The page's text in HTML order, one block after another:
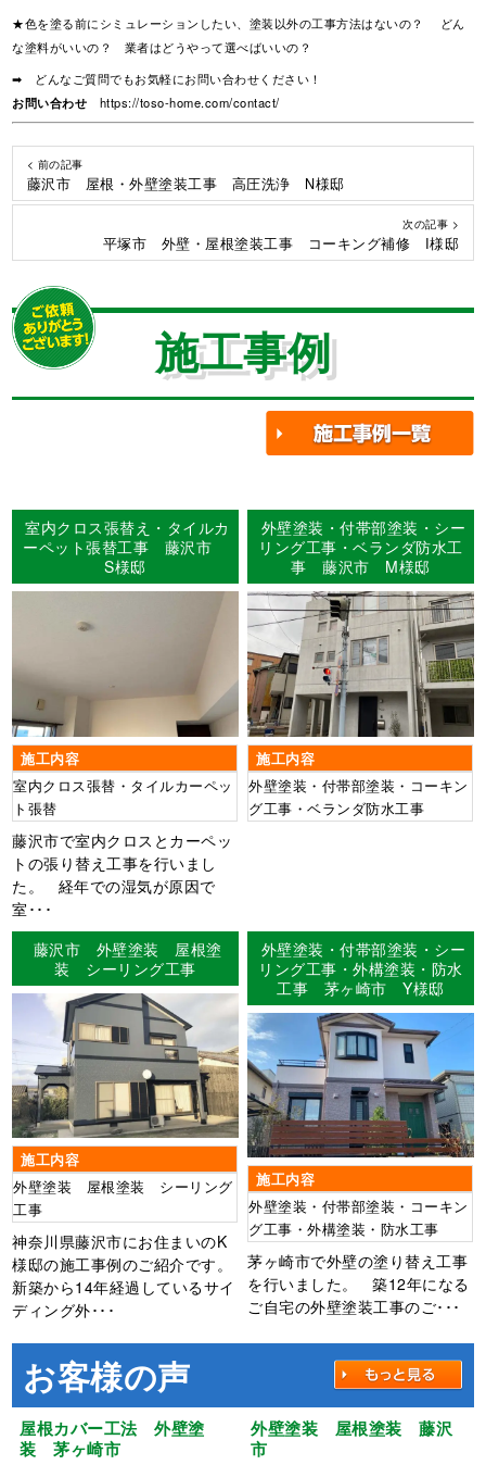
★色を塗る前にシミュレーションしたい、塗装以外の工事方法はないの？ どん
な塗料がいいの？ 業者はどうやって選べばいいの？
➡ どんなご質問でもお気軽にお問い合わせください！
お問い合わせ
https://toso-home.com/contact/
< 前の記事
藤沢市 屋根・外壁塗装工事 高圧洗浄 N様邸
次の記事 >
平塚市 外壁・屋根塗装工事 コーキング補修 I様邸
施工事例
室内クロス張替え・タイルカ
ーペット張替工事 藤沢市
S様邸
施工内容
室内クロス張替・タイルカーペッ
ト張替
藤沢市で室内クロスとカーペッ
トの張り替え工事を行いまし
た。 経年での湿気が原因で
室･･･
外壁塗装・付帯部塗装・シー
リング工事・ベランダ防水工
事 藤沢市 M様邸
施工内容
外壁塗装・付帯部塗装・コーキン
グ工事・ベランダ防水工事
藤沢市 外壁塗装 屋根塗
装 シーリング工事
施工内容
外壁塗装 屋根塗装 シーリング
工事
神奈川県藤沢市にお住まいのK
様邸の施工事例のご紹介です。
新築から14年経過しているサイ
ディング外･･･
外壁塗装・付帯部塗装・シー
リング工事・外構塗装・防水
工事 茅ヶ崎市 Y様邸
施工内容
外壁塗装・付帯部塗装・コーキン
グ工事・外構塗装・防水工事
茅ヶ崎市で外壁の塗り替え工事
を行いました。 築12年になる
ご自宅の外壁塗装工事のご･･･
お客様の声
屋根カバー工法 外壁塗
装 茅ヶ崎市
外壁塗装 屋根塗装 藤沢
市